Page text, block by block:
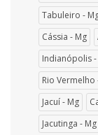
Tabuleiro -
Cássia - Mg
Indianópolis -
Rio Vermelho
Jacuí - Mg
Jacutinga - Mg